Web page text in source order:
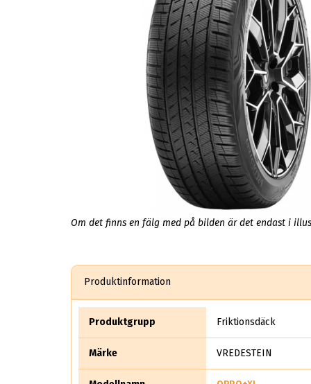
Om det finns en fälg med på bilden är det endast i
Produktinformation
Produktgrupp Friktionsdäck
Märke VREDESTEIN